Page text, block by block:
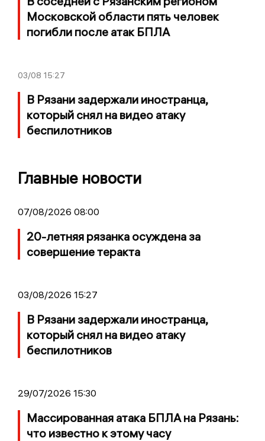
Московской области пять человек
погибли после атак БПЛА
03/08 15:27
В Рязани задержали иностранца,
который снял на видео атаку
беспилотников
Главные новости
07/08/2026 08:00
20-летняя рязанка осуждена за
совершение теракта
03/08/2026 15:27
В Рязани задержали иностранца,
который снял на видео атаку
беспилотников
29/07/2026 15:30
Массированная атака БПЛА на Рязань:
что известно к этому часу